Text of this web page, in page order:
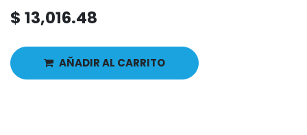
$ 13,016.48
AÑADIR AL CARRITO